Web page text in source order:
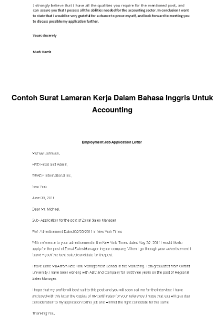
Contoh Surat Lamaran Kerja Dalam Bahasa Inggris Untuk
Accounting